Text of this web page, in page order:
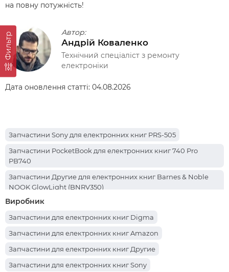
Фильтр
на повну потужність!
Автор:
Андрій Коваленко
Технічний спеціаліст з ремонту
електроніки
Дата оновлення статті: 04.08.2026
Запчастини Sony для електронних книг PRS-505
Запчастини PocketBook для електронних книг 740 Pro
PB740
Запчастини Другие для електронних книг Barnes & Noble
NOOK GlowLight (BNRV350)
Запчастини PocketBook для електронних книг 741 (PB741-N-
Запчастини PocketBook для електронних книг 616 Basic Lux
2
Виробник
Запчастини для електронних книг Digma
Запчастини для електронних книг Amazon
Запчастини для електронних книг Другие
Запчастини для електронних книг Sony